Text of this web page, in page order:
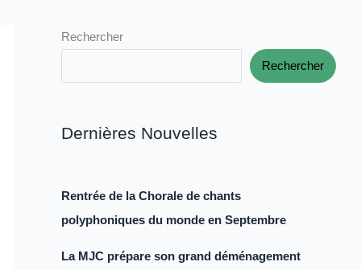
Rechercher
Rechercher
Dernières Nouvelles
Rentrée de la Chorale de chants
polyphoniques du monde en Septembre
La MJC prépare son grand déménagement